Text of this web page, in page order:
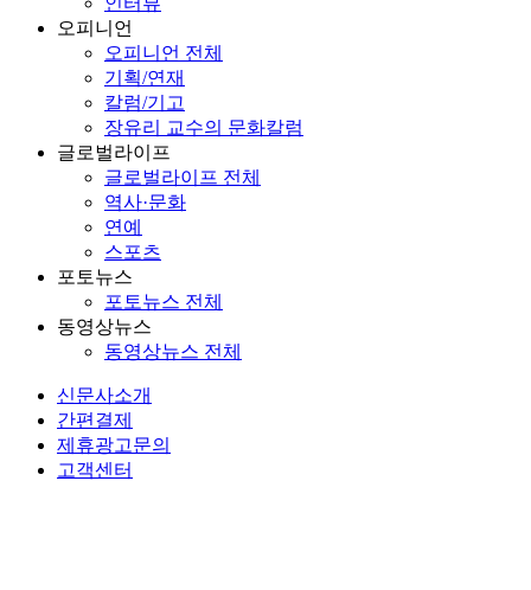
오피니언
오피니언 전체
기획/연재
칼럼/기고
장유리 교수의 문화칼럼
글로벌라이프
글로벌라이프 전체
역사·문화
연예
스포츠
포토뉴스
포토뉴스 전체
동영상뉴스
동영상뉴스 전체
신문사소개
간편결제
제휴광고문의
고객센터